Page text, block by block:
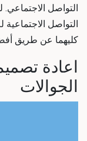
التواصل
التواصل
كليهما عن طريق
اعادة
الجوالات